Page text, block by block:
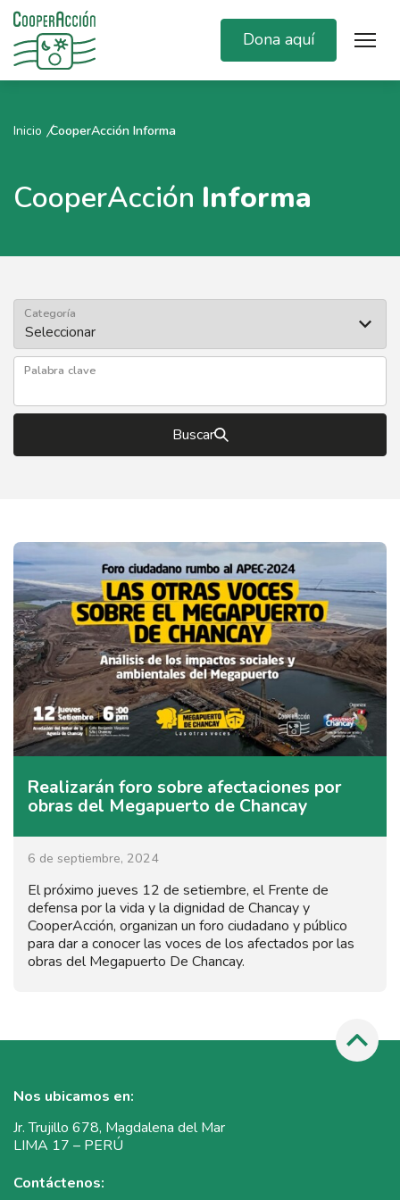
Dona aquí
Inicio CooperAcción Informa
CooperAcción Informa
Categoría
Palabra clave
Buscar
Realizarán foro sobre afectaciones por
obras del Megapuerto de Chancay
6 de septiembre, 2024
El próximo jueves 12 de setiembre, el Frente de
defensa por la vida y la dignidad de Chancay y
CooperAcción, organizan un foro ciudadano y público
para dar a conocer las voces de los afectados por las
obras del Megapuerto De Chancay.
Nos ubicamos en:
Jr. Trujillo 678, Magdalena del Mar
LIMA 17 – PERÚ
Contáctenos: